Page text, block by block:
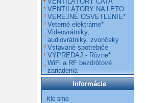
VENTILÁTORY NA LETO
VEREJNÉ OSVETLENIE*
Veterné elektrárne*
Videovrátniky,
audiovrátniky, zvončeky
Vstavané spotrebiče
VÝPREDAJ - Rôzne*
WiFi a RF bezdrôtové
zariadenia
Informácie
Kto sme